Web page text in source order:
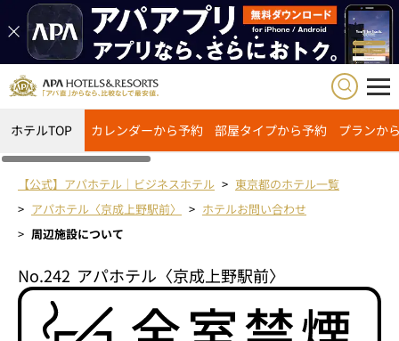
ホテルTOP カレンダーから予約 部屋タイプから予約 プランか
【公式】アパホテル｜ビジネスホテル
東京都のホテル一覧
アパホテル〈京成上野駅前〉
ホテルお問い合わせ
周辺施設について
No.242 アパホテル〈京成上野駅前〉